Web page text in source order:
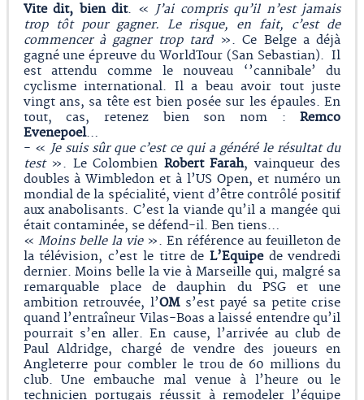
Vite dit, bien dit. « J’ai compris qu’il n’est jamais
trop tôt pour gagner. Le risque, en fait, c’est de
commencer à gagner trop tard ». Ce Belge a déjà
gagné une épreuve du WorldTour (San Sebastian). Il
est attendu comme le nouveau ‘’cannibale’ du
cyclisme international. Il a beau avoir tout juste
vingt ans, sa tête est bien posée sur les épaules. En
tout, cas, retenez bien son nom :Remco
Evenepoel…
- « Je suis sûr que c’est ce qui a généré le résultat du
test». Le Colombien Robert Farah, vainqueur des
doubles à Wimbledon et à l’US Open, et numéro un
mondial de la spécialité, vient d’être contrôlé positif
aux anabolisants. C’est la viande qu’il a mangée qui
était contaminée, se défend-il. Ben tiens…
«Moins belle la vie». En référence au feuilleton de
la télévision, c’est le titre de L’Equipede vendredi
dernier. Moins belle la vie à Marseille qui, malgré sa
remarquable place de dauphin du PSG et une
ambition retrouvée, l’OMs’est payé sa petite crise
quand l’entraîneur Vilas-Boas a laissé entendre qu’il
pourrait s’en aller. En cause, l’arrivée au club de
Paul Aldridge, chargé de vendre des joueurs en
Angleterre pour combler le trou de 60 millions du
club. Une embauche mal venue à l’heure ou le
technicien portugais réussit à remodeler l’équipe